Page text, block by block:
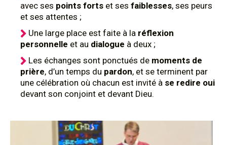
avec ses points forts et ses faiblesses, ses peurs
et ses attentes ;
Une large place est faite à la réflexion
personnelle et au dialogue à deux ;
Les échanges sont ponctués de moments de
prière, d’un temps du pardon, et se terminent par
une célébration où chacun est invité à se redire oui
devant son conjoint et devant Dieu.